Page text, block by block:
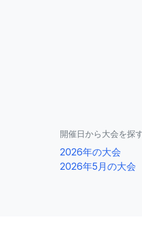
開催日から大会を探
2026年の大会
2026年5月の大会